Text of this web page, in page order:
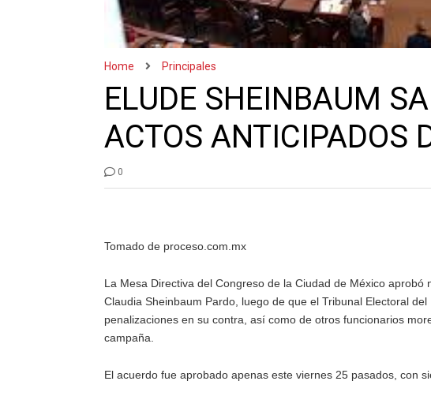
Home Principales
ELUDE SHEINBAUM
ACTOS ANTICIPADOS
0
Tomado de proceso.com.mx
La Mesa Directiva del Congreso de la Ciudad de México aprobó
Claudia Sheinbaum Pardo, luego de que el Tribunal Electoral
penalizaciones en su contra, así como de otros funcionarios
campaña.
El acuerdo fue aprobado apenas este viernes 25 pasados, con